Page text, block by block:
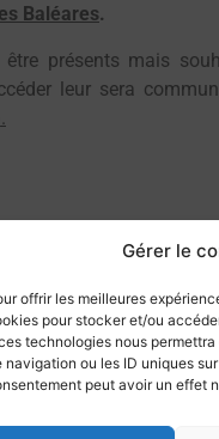
Gérer le
offrir les meilleures
pour stocker et/ou
technologies nous
navigation ou les ID uniques
peut avoir un effet
Baléares.
présents mais
leur sera